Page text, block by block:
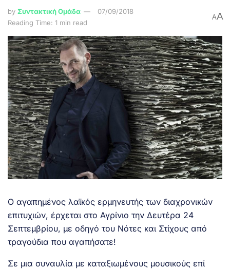
by Συντακτική Ομάδα
07/09/2018
Reading Time: 1 min read
AA
Ο αγαπημένος λαϊκός ερμηνευτής των διαχρονικών
επιτυχιών, έρχεται στο Αγρίνιο την Δευτέρα 24
Σεπτεμβρίου, με οδηγό του Νότες και Στίχους από
τραγούδια που αγαπήσατε!
Σε μια συναυλία με καταξιωμένους μουσικούς επί